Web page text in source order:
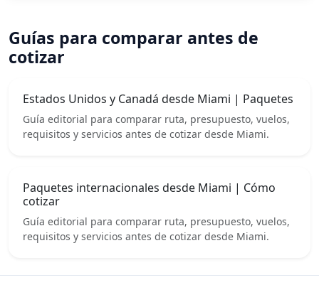
Guías para comparar antes de
cotizar
Estados Unidos y Canadá desde Miami | Paquetes
Guía editorial para comparar ruta, presupuesto, vuelos,
requisitos y servicios antes de cotizar desde Miami.
Paquetes internacionales desde Miami | Cómo
cotizar
Guía editorial para comparar ruta, presupuesto, vuelos,
requisitos y servicios antes de cotizar desde Miami.